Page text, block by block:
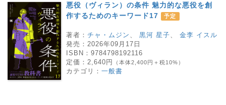
悪役（ヴィラン）の条件 魅力的な悪役を創
作するためのキーワード17
予定
著者： チャ・ムジン 黒河 星子
金李 イスル
発売： 2026年09月17日
ISBN： 9784798192116
定価： 2,640円 （本体2,400円＋税10%）
カテゴリ： 一般書